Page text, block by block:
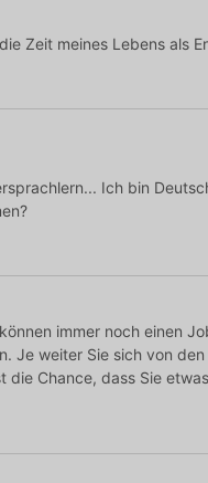
Zeit meines Lebens als
Ich bin
immer noch einen
Je weiter Sie sich von
die Chance, dass Sie